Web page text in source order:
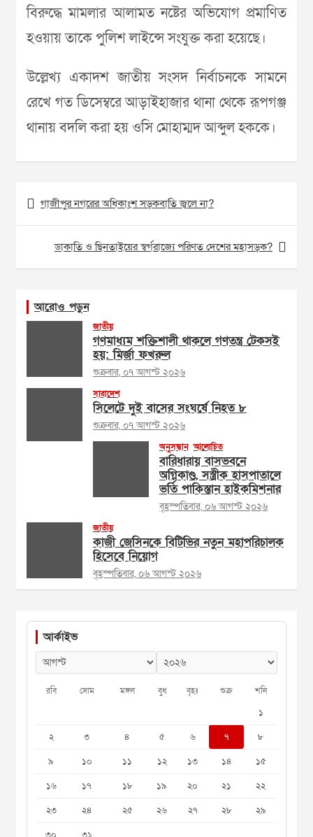
বিরুদ্ধে মামলার আলামত নষ্টের অভিযোগ প্রমাণিত
হওয়ায় তাকে পুলিশ লাইন্সে সংযুক্ত করা হয়েছে।
উল্লেখ্য একাদশ জাতীয় সংসদ নির্বাচনকে সামনে
রেখে গত ডিসেম্বরে আড়াইহাজার থানা থেকে রূপগঞ্জ
থানায় বদলি করা হয় ওসি মোহাম্মদ আব্দুল হককে।
Post
navigation
গাজীপুর নগরের অধিকাংশ সড়কবাতি জ্বলে না?
ডাকাতি ও ছিনতাইয়ের স্বর্গরাজ্যে পরিণত দেশের মহাসড়ক?
আরোও পড়ুন
জাতীয়
গণমাধ্যম শক্তিশালী থাকলে গণতন্ত্র টেকসই
হয়: মির্জা ফখরুল
শুক্রবার, ০৭ আগস্ট ২০২৬
সারাদেশ
সিলেটে দুই বাসের সংঘর্ষে নিহত ৮
শুক্রবার, ০৭ আগস্ট ২০২৬
অনুসন্ধান আলোচিত
বারিধারায় বাসভবনে
অগ্নিকাণ্ড, সস্ত্রীক হাসপাতালে
ভর্তি পাকিস্তান হাইকমিশনার
বৃহস্পতিবার, ০৬ আগস্ট ২০২৬
জাতীয়
কাজী জেসিনকে বিটিভির নতুন মহাপরিচালক
হিসেবে নিয়োগ
বৃহস্পতিবার, ০৬ আগস্ট ২০২৬
আর্কাইভ
রবি সোম মঙ্গল বুধ বৃহঃ শুক্র শনি
১
২
৩ ৪ ৫ ৬ ৭
৮
৯
১০ ১১ ১২ ১৩ ১৪
১৫
১৬
১৭ ১৮ ১৯ ২০ ২১
২২
২৩
২৪ ২৫ ২৬ ২৭ ২৮
২৯